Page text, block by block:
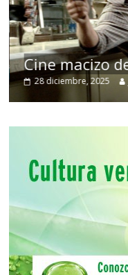
Cine macizo
28 diciembre, 2025